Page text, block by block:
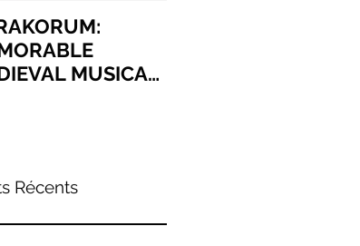
MUSICAL
Récents